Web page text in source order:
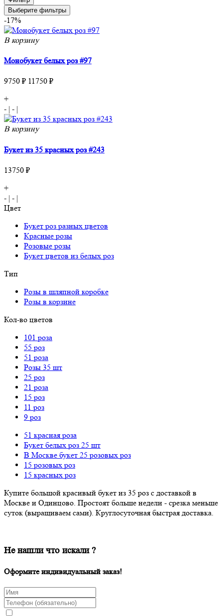
Выберите фильтры
-17%
В корзину
Монобукет белых роз #97
9750 ₽ 11750 ₽
+
- | - |
В корзину
Букет из 35 красных роз #243
13750 ₽
+
- | - |
Цвет
Букет роз разных цветов
Красные розы
Розовые розы
Букет цветов из белых роз
Тип
Розы в шляпной коробке
Розы в корзине
Кол-во цветов
101 роза
55 роз
51 роза
Розы 35 шт
25 роз
21 роза
15 роз
11 роз
9 роз
51 красная роза
Букет белых роз 25 шт
В Москве букет 25 розовых роз
15 розовых роз
15 красных роз
Купите большой красивый букет из 35 роз с доставкой в
Москве и Одинцово. Простоят больше недели - срезка меньше
суток (выращиваем сами). Круглосуточная быстрая доставка.
Не нашли что искали ?
Оформите индивидуальный заказ!